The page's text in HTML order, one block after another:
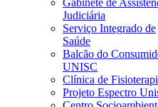
Gabinete de
Judiciária
Serviço Integrado de
Saúde
Balcão do
UNISC
Clínica de
Projeto Espectro